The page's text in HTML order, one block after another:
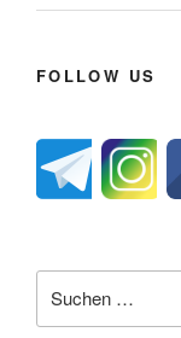
FOLLOW US
nach: